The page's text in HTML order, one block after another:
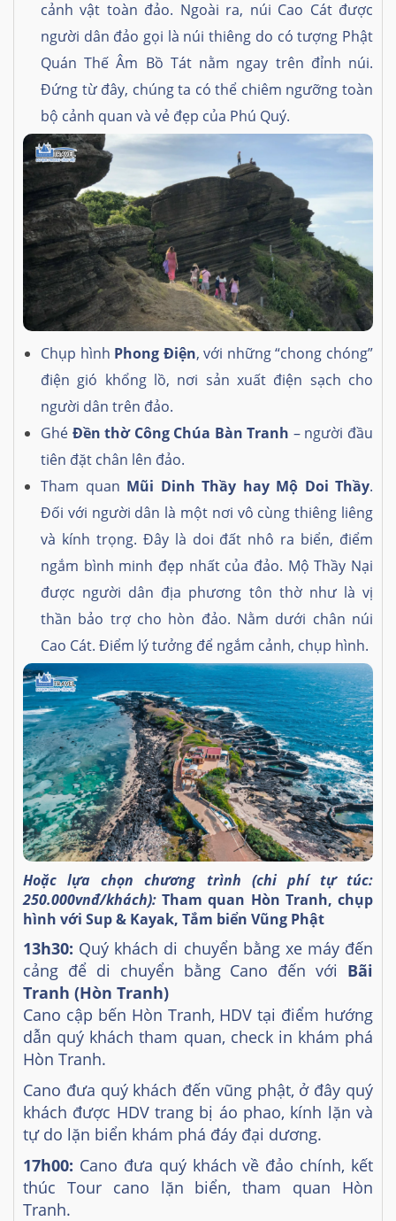
cảnh vật toàn đảo. Ngoài ra, núi Cao Cát được
người dân đảo gọi là núi thiêng do có tượng Phật
Quán Thế Âm Bồ Tát nằm ngay trên đỉnh núi.
Đứng từ đây, chúng ta có thể chiêm ngưỡng toàn
bộ cảnh quan và vẻ đẹp của Phú Quý.
Chụp hình Phong Điện, với những “chong chóng”
điện gió khổng lồ, nơi sản xuất điện sạch cho
người dân trên đảo.
Ghé Đền thờ Công Chúa Bàn Tranh – người đầu
tiên đặt chân lên đảo.
Tham quan Mũi Dinh Thầy hay Mộ Doi Thầy.
Đối với người dân là một nơi vô cùng thiêng liêng
và kính trọng. Đây là doi đất nhô ra biển, điểm
ngắm bình minh đẹp nhất của đảo. Mộ Thầy Nại
được người dân địa phương tôn thờ như là vị
thần bảo trợ cho hòn đảo. Nằm dưới chân núi
Cao Cát. Điểm lý tưởng để ngắm cảnh, chụp hình.
Hoặc lựa chọn chương trình (chi phí tự túc:
250.000vnđ/khách): Tham quan Hòn Tranh, chụp
hình với Sup & Kayak, Tắm biển Vũng Phật
13h30: Quý khách di chuyển bằng xe máy đến
cảng để di chuyển bằng Cano đến với Bãi
Tranh (Hòn Tranh)
Cano cập bến Hòn Tranh, HDV tại điểm hướng
dẫn quý khách tham quan, check in khám phá
Hòn Tranh.
Cano đưa quý khách đến vũng phật, ở đây quý
khách được HDV trang bị áo phao, kính lặn và
tự do lặn biển khám phá đáy đại dương.
17h00: Cano đưa quý khách về đảo chính, kết
thúc Tour cano lặn biển, tham quan Hòn
Tranh.